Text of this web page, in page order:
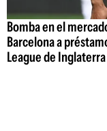
Bomba en el
Barcelona a
League de Inglaterra